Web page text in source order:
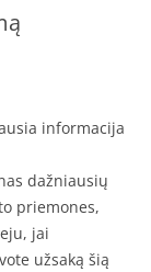
informacija
dažniausių
priemones,
jai
užsaką šią